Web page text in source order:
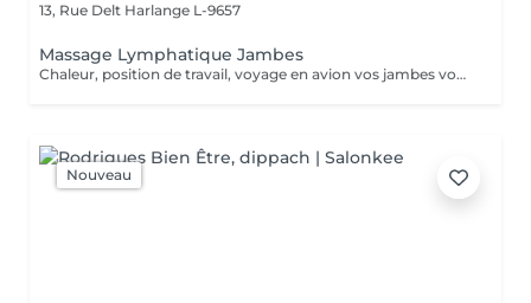
13, Rue Delt Harlange L-9657
Massage Lymphatique Jambes
Chaleur, position de travail, voyage en avion vos jambes vous font souffrir, gonfle. Offrez leurs un soin qui favorise la circulation et allège cette sensation de lourdeur.
Nouveau